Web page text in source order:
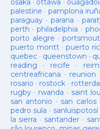
osaka · ottawa ·
palestine · pamplona
paraguay· parana ·
perth ·philadelphia ·
porto alegre ·
puerto montt· puerto
quebec· queenstown ·
reading · recife ·
centreafricana · reunion
rosario · rostock ·
rugby· rwanda · saint
san antonio · san carlos·
pedro sula · sanluispotosí
la sierra · santander ·